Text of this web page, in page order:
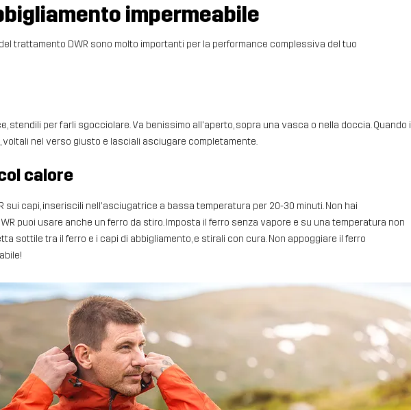
impermeabile
trattamento DWR sono molto importanti per la performance complessiva del tuo
stendili per farli sgocciolare. Va benissimo all'aperto, sopra una vasca o nella doccia. Quando i
nel verso giusto e lasciali asciugare completamente.
calore
sui capi, inseriscili nell'asciugatrice a bassa temperatura per 20-30 minuti. Non hai
puoi usare anche un ferro da stiro. Imposta il ferro senza vapore e su una temperatura non
sottile tra il ferro e i capi di abbigliamento, e stirali con cura. Non appoggiare il ferro